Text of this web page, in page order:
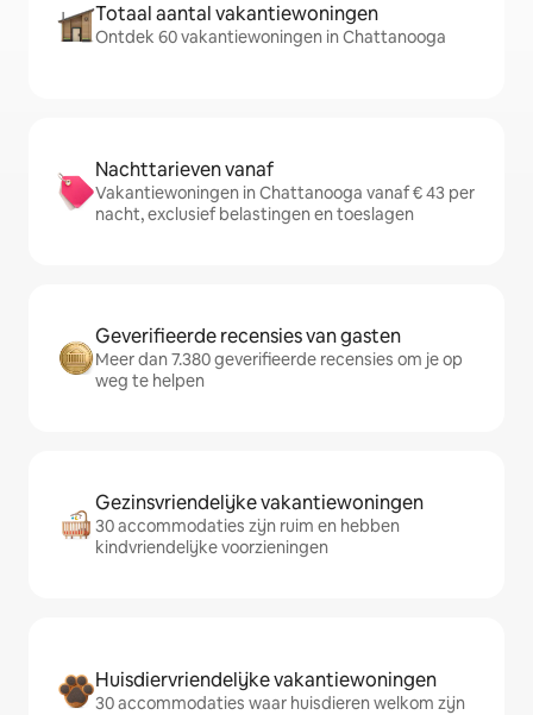
Totaal aantal vakantiewoningen
Ontdek 60 vakantiewoningen in Chattanooga
Nachttarieven vanaf
Vakantiewoningen in Chattanooga vanaf € 43 per
nacht, exclusief belastingen en toeslagen
Geverifieerde recensies van gasten
Meer dan 7.380 geverifieerde recensies om je op
weg te helpen
Gezinsvriendelijke vakantiewoningen
30 accommodaties zijn ruim en hebben
kindvriendelijke voorzieningen
Huisdiervriendelijke vakantiewoningen
30 accommodaties waar huisdieren welkom zijn